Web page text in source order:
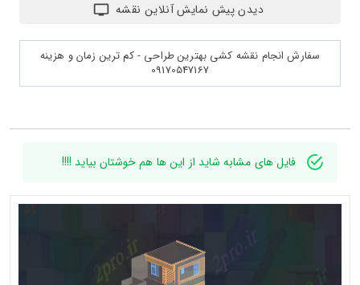
دیدن پیش نمایش آنلاین نقشه
سفارش انجام نقشه کشی بهترین طراحی - کم ترین زمان و هزینه
09170547167
فایل های مشابه شاید از این ها هم خوشتان بیاید !!!!